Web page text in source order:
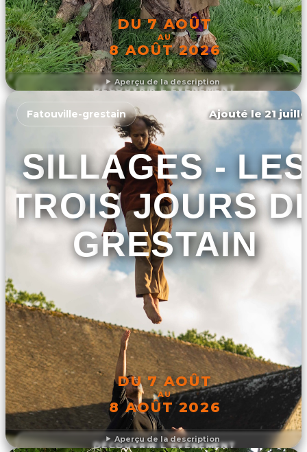
Aperçu de la description
DU 7 AOÛT
AU
8 AOÛT 2026
DÉCOUVRIR L'ÉVÉNEMENT
Aperçu de la description
Fatouville-grestain Ajouté le 21
SILLAGES - LES
TROIS JOURS
GRESTAIN
DU 7 AOÛT
AU
8 AOÛT 2026
DÉCOUVRIR L'ÉVÉNEMENT